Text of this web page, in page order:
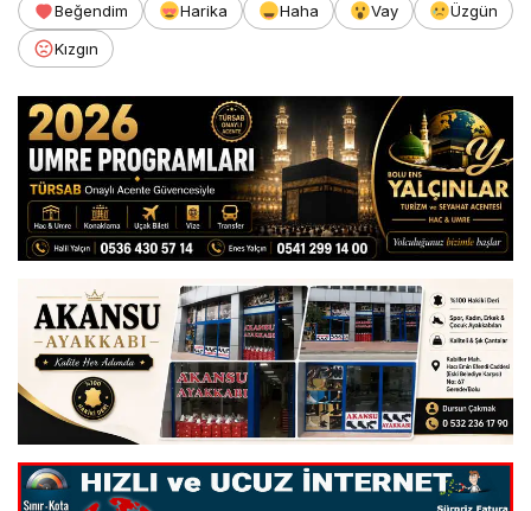
Beğendim Harika Haha Vay
Üzgün
Kızgın